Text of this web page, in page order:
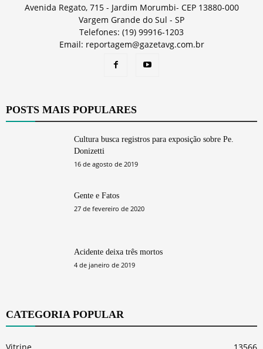
Avenida Regato, 715 - Jardim Morumbi- CEP 13880-000
Vargem Grande do Sul - SP
Telefones: (19) 99916-1203
Email: reportagem@gazetavg.com.br
POSTS MAIS POPULARES
Cultura busca registros para exposição sobre Pe.
Donizetti
16 de agosto de 2019
Gente e Fatos
27 de fevereiro de 2020
Acidente deixa três mortos
4 de janeiro de 2019
CATEGORIA POPULAR
Vitrine 13566